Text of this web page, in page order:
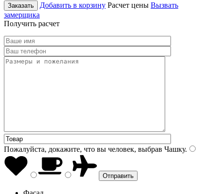
Заказать Добавить в корзину Расчет цены Вызвать
замерщика
Получить расчет
Пожалуйста, докажите, что вы человек, выбрав Чашку.